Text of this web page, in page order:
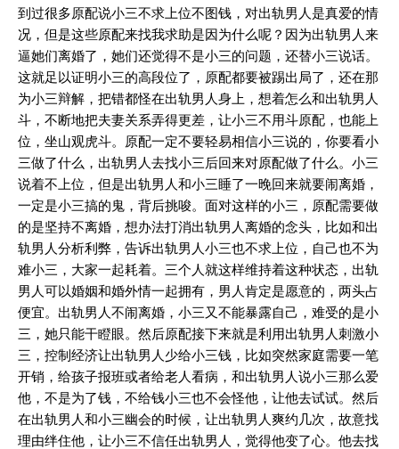
到过很多原配说小三不求上位不图钱，对出轨男人是真爱的情
况，但是这些原配来找我求助是因为什么呢？因为出轨男人来
逼她们离婚了，她们还觉得不是小三的问题，还替小三说话。
这就足以证明小三的高段位了，原配都要被踢出局了，还在那
为小三辩解，把错都怪在出轨男人身上，想着怎么和出轨男人
斗，不断地把夫妻关系弄得更差，让小三不用斗原配，也能上
位，坐山观虎斗。原配一定不要轻易相信小三说的，你要看小
三做了什么，出轨男人去找小三后回来对原配做了什么。小三
说着不上位，但是出轨男人和小三睡了一晚回来就要闹离婚，
一定是小三搞的鬼，背后挑唆。面对这样的小三，原配需要做
的是坚持不离婚，想办法打消出轨男人离婚的念头，比如和出
轨男人分析利弊，告诉出轨男人小三也不求上位，自己也不为
难小三，大家一起耗着。三个人就这样维持着这种状态，出轨
男人可以婚姻和婚外情一起拥有，男人肯定是愿意的，两头占
便宜。出轨男人不闹离婚，小三又不能暴露自己，难受的是小
三，她只能干瞪眼。然后原配接下来就是利用出轨男人刺激小
三，控制经济让出轨男人少给小三钱，比如突然家庭需要一笔
开销，给孩子报班或者给老人看病，和出轨男人说小三那么爱
他，不是为了钱，不给钱小三也不会怪他，让他去试试。然后
在出轨男人和小三幽会的时候，让出轨男人爽约几次，故意找
理由绊住他，让小三不信任出轨男人，觉得他变了心。他去找